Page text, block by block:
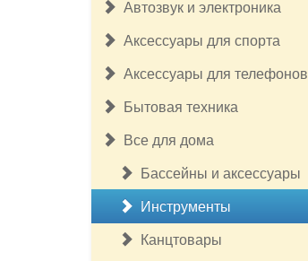
Автозвук и электроника
Аксессуары для спорта
Аксессуары для телефонов
Бытовая техника
Все для дома
Бассейны и аксессуары
Инструменты
Канцтовары